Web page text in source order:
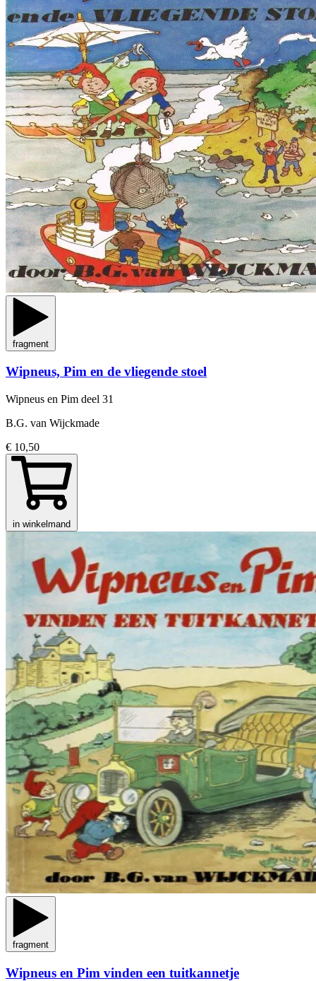
fragment
Wipneus, Pim en de vliegende stoel
Wipneus en Pim deel 31
B.G. van Wijckmade
€ 10,50
in winkelmand
fragment
Wipneus en Pim vinden een tuitkannetje